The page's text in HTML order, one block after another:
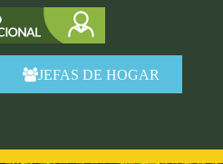
JEFAS DE HOGAR